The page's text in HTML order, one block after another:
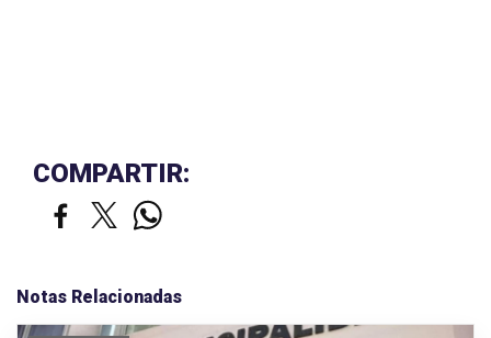
COMPARTIR:
Notas Relacionadas